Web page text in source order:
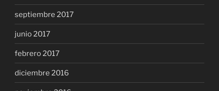
septiembre 2017
junio 2017
febrero 2017
diciembre 2016